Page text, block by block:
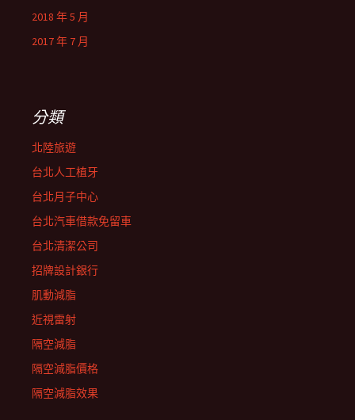
2018 年 5 月
2017 年 7 月
分類
北陸旅遊
台北人工植牙
台北月子中心
台北汽車借款免留車
台北清潔公司
招牌設計銀行
肌動減脂
近視雷射
隔空減脂
隔空減脂價格
隔空減脂效果